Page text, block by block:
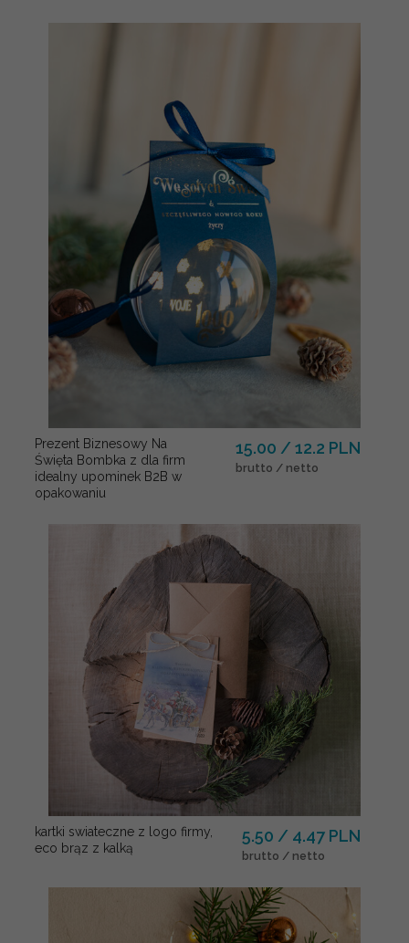
Prezent Biznesowy Na
Święta Bombka z dla firm
idealny upominek B2B w
opakowaniu
15.00 / 12.2 PLN
brutto / netto
kartki swiateczne z logo firmy,
eco brąz z kalką
5.50 / 4.47 PLN
brutto / netto